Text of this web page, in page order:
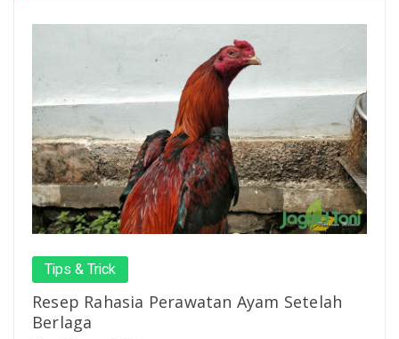
Tips & Trick
Resep Rahasia Perawatan Ayam Setelah
Berlaga